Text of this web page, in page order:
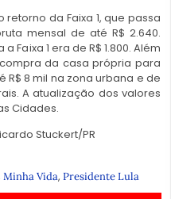
da Faixa 1, que passa
mensal de até R$ 2.640.
Faixa 1 era de R$ 1.800. Além
da casa própria para
8 mil na zona urbana e de
A atualização dos valores
Cidades.
Stuckert/PR
Minha Vida, Presidente Lula